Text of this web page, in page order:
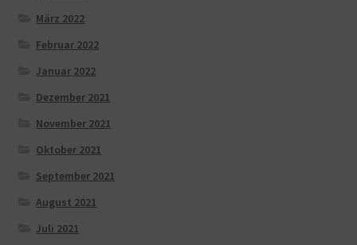
März 2022
Februar 2022
Januar 2022
Dezember 2021
November 2021
Oktober 2021
September 2021
August 2021
Juli 2021